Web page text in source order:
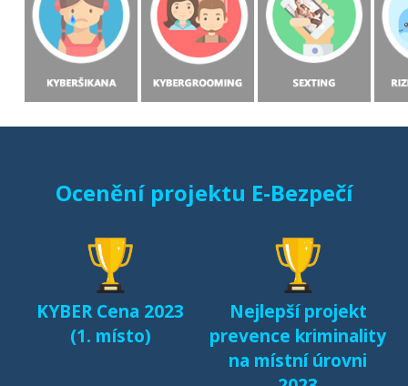
chování českých a
slovenských dětí v
prostředí internetu
(MONO, 2015)
Sexting a rizikové
dětí v kyberprostoru
Fenomén Minecraft v
českém prostředí
Ocenění projektu E-Bezpečí
KYBER Cena 2023
(1. místo)
Nejlepší projekt
prevence kriminality
na místní úrovni